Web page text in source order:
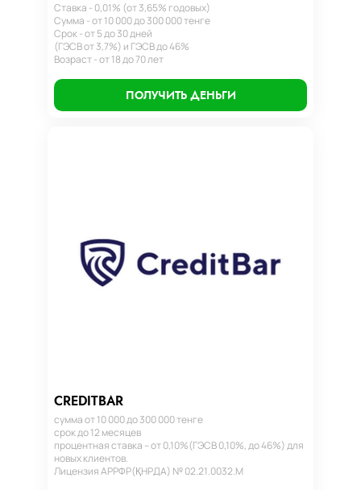
Ставка - 0,01% (от 3,65% годовых)
Сумма - от 10 000 до 300 000 тенге
Срок - от 5 до 30 дней
(ГЭСВ от 3,7%) и ГЭСВ до 46%
Возраст - от 18 до 70 лет
ПОЛУЧИТЬ ДЕНЬГИ
CREDITBAR
сумма от 10 000 до 300 000 тенге
срок до 12 месяцев
процентная ставка – от 0,10%(ГЭСВ 0,10%, до 46%) для
новых клиентов.
Лицензия АРРФР(ҚНРДА) № 02.21.0032.М